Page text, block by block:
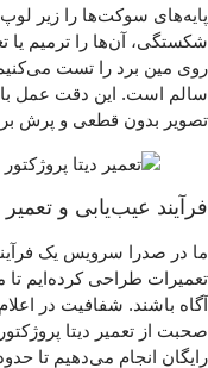
پایه‌های سوکت‌ها را زیر
شکستگی، آن‌ها را ترمیم
روی مین برد را تست
سالم است. این دقت عمل
تصویر بدون قطعی و پرش
فرآیند عیب‌یابی و
ما در صدرا سرویس یک
تعمیرات طراحی کرده‌ایم
آگاه باشند. شفافیت در
صحبت از تعمیر دیتا
رایگان انجام می‌دهیم تا